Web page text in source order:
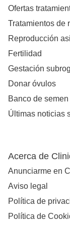
Ofertas
Tratamientos de
Reproducción
Fertilidad
Gestación
Donar óvulos
Banco de semen
Últimas noticias
Acerca de
Anunciarme en
Aviso legal
Política de
Política de